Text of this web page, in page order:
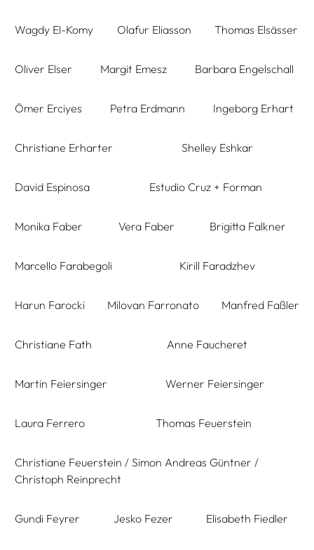
Wagdy El-Komy Olafur Eliasson Thomas Elsässer
Oliver Elser Margit Emesz Barbara Engelschall
Ömer Erciyes Petra Erdmann Ingeborg Erhart
Christiane Erharter Shelley Eshkar
David Espinosa Estudio Cruz + Forman
Monika Faber Vera Faber Brigitta Falkner
Marcello Farabegoli Kirill Faradzhev
Harun Farocki Milovan Farronato Manfred Faßler
Christiane Fath Anne Faucheret
Martin Feiersinger Werner Feiersinger
Laura Ferrero Thomas Feuerstein
Christiane Feuerstein / Simon Andreas Güntner /
Christoph Reinprecht
Gundi Feyrer Jesko Fezer Elisabeth Fiedler